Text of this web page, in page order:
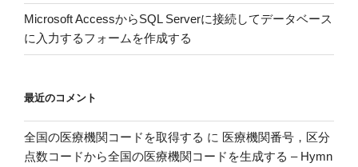
読
み
込
Microsoft AccessからSQL Serverに接続してデータベース
に入力するフォームを作成する
最近のコメント
全国の医療機関コードを取得する に 医療機関番号，区分
点数コードから全国の医療機関コードを生成する – Hymn